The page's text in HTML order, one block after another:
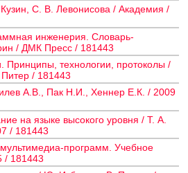
С. В. Левонисова / Академия /
инженерия. Словарь-
/ ДМК Пресс / 181443
Принципы, технологии, протоколы /
/ 181443
А.В., Пак Н.И., Хеннер Е.К. / 2009
на языке высокого уровня / Т. А.
/ 181443
программ. Учебное
/ 181443